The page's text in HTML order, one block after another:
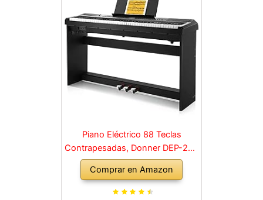
Piano Eléctrico 88 Teclas
Contrapesadas, Donner DEP-20S
Piano Digital 88 Teclas con
Soporte y 3 Pedal para
Principiante, retro, negro
Comprar en Amazon